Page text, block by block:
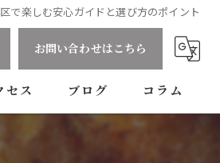
で楽しむ安心ガイドと選び方のポイント
お問い合わせはこちら
セス ブログ コラム